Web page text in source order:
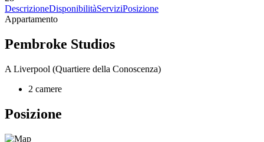
DescrizioneDisponibilitàServiziPosizione
Appartamento
Pembroke Studios
A Liverpool (Quartiere della Conoscenza)
2 camere
Posizione